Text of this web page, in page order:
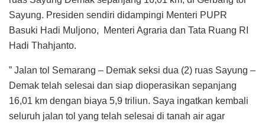
Sayung. Presiden sendiri didampingi Menteri PUPR
Basuki Hadi Muljono, Menteri Agraria dan Tata Ruang RI
Hadi Thahjanto.
” Jalan tol Semarang – Demak seksi dua (2) ruas Sayung –
Demak telah selesai dan siap dioperasikan sepanjang
16,01 km dengan biaya 5,9 triliun. Saya ingatkan kembali
seluruh jalan tol yang telah selesai di tanah air agar